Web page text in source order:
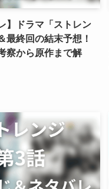
】ドラマ「ストレン
最終回の結末予想！
察から原作まで解